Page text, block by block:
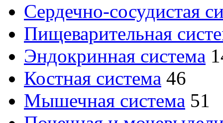
Сердечно-сосудистая
Пищеварительная
Эндокринная система
Костная система 46
Мышечная система 51